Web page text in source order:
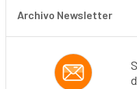
Archivo Newsletter